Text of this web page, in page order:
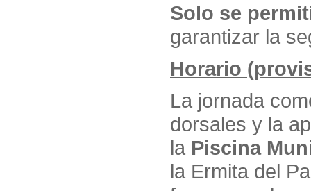
Solo se
garantizar la
Horario
La jornada
dorsales y la
la Piscina
la Ermita del